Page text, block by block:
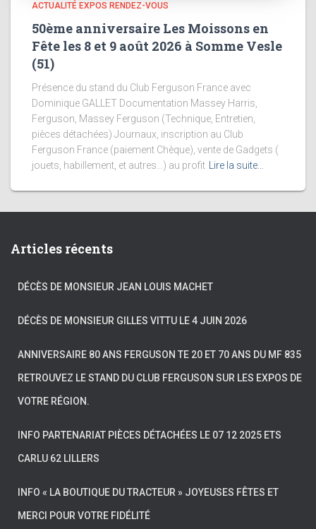
ACTUALITÉ EXPOS RENDEZ-VOUS
50ème anniversaire Les Moissons en
Fête les 8 et 9 août 2026 à Somme Vesle
(51)
Présence du stand du Club Ferguson France avec
Dominique GALLET Documentation Massey Harris,
Ferguson, Massey Ferguson (Technique, Entretien,
pièces détachées) Journaux, inscription au Club
Ferguson France (paiement Chèque), vente de Gadgets (
jouets, habillement, et autres…) au profit
Lire la suite…
Articles récents
DÉCÈS DE MONSIEUR JEAN LOUIS MACHET
DÉCÈS DE MONSIEUR GILLES VITTU LE 4 JUIN 2026
ANNIVERSAIRE 80 ANS FERGUSON TE 20 ET 70 ANS DU MF 835
RETROUVEZ LE STAND DU CLUB FERGUSON SUR LES EXPOS DE
VOTRE RÉGION.
INFO PARTENARIAT PIÈCES DÉTACHÉES LE 07 12 2025 ETS
CARLU 62 LILLERS
INFO « LA BOUTIQUE DU TRACTEUR » JOYEUSES FÊTES ET
MERCI POUR VOTRE FIDÉLITÉ